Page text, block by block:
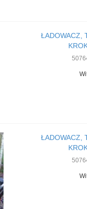
ŁADOWACZ,
ŁADOWACZ,